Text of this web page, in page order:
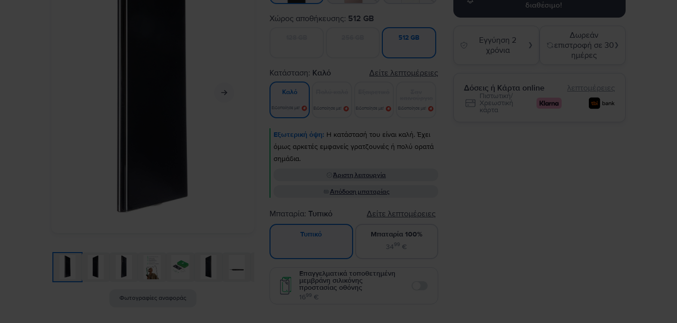
Φωτογραφίες αναφοράς
Χώρος αποθήκευσης: 512 GB
512 GB
Κατάσταση: Καλό Δείτε λεπτομέρειες
Καλό
Ειδοποίησε με! Ειδοποίησε με! Ειδοποίησε με! Ειδοποίησε με!
Εξωτερική όψη: Η κατάστασή του είναι καλή. Έχει
όμως αρκετές εμφανείς γρατζουνιές ή πολύ ορατά
σημάδια.
Άριστη λειτουργία
Απόδοση μπαταρίας
Μπαταρία:Τυπικό Δείτε λεπτομέρειες
Τυπικό
Μπαταρία 100%
3499 €
Επαγγελματικά τοποθετημένη
μεμβράνη σιλικόνης
προστασίας οθόνης
1699 €
διαθέσιμο!
Εγγύηση 2
χρόνια
❯
Δωρεάν
επιστροφή σε 30
ημέρες
❯
Δόσεις ή Κάρτα online λεπτομέρειες
Πιστωτική/
Χρεωστική
κάρτα